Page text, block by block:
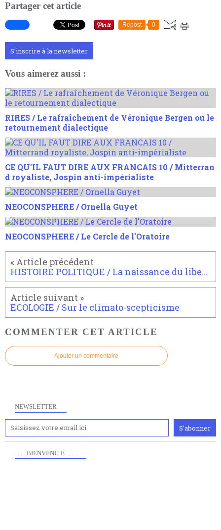
Partager cet article
Repost 0
S'inscrire à la newsletter
Vous aimerez aussi :
RIRES / Le rafraîchement de Véronique Bergen ou le
retournement dialectique
CE QU'IL FAUT DIRE AUX FRANCAIS 10 / Mitterran
d royaliste, Jospin anti-impérialiste
NEOCONSPHERE / Ornella Guyet
NEOCONSPHERE / Le Cercle de l'Oratoire
HISTOIRE POLITIQUE / La naissance du libertaire
ECOLOGIE / Sur le climato-scepticisme
COMMENTER CET ARTICLE
Ajouter un commentaire
NEWSLETTER
. . . . BIENVENU·E . . . .